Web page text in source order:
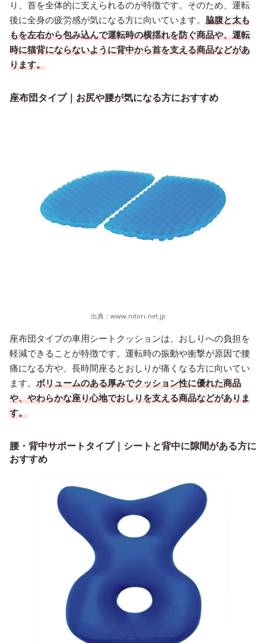
り、首を全体的に支えられるのが特徴です。そのため、運転
後に全身の疲労感が気になる方に向いています。 脇腹と太も
もを左右から包み込んで運転時の横揺れを防ぐ商品や、運転
時に猫背にならないように背中から首を支える商品などがあ
ります。
座布団タイプ｜お尻や腰が気になる方におすすめ
出典： www.nitori-net.jp
座布団タイプの車用シートクッションは、おしりへの負担を
軽減できることが特徴です。運転時の振動や衝撃が原因で腰
痛になる方や、長時間座るとおしりが痛くなる方に向いてい
ます。 ボリュームのある厚みでクッション性に優れた商品
や、やわらかな座り心地でおしりを支える商品などがありま
す。
腰・背中サポートタイプ｜シートと背中に隙間がある方に
おすすめ